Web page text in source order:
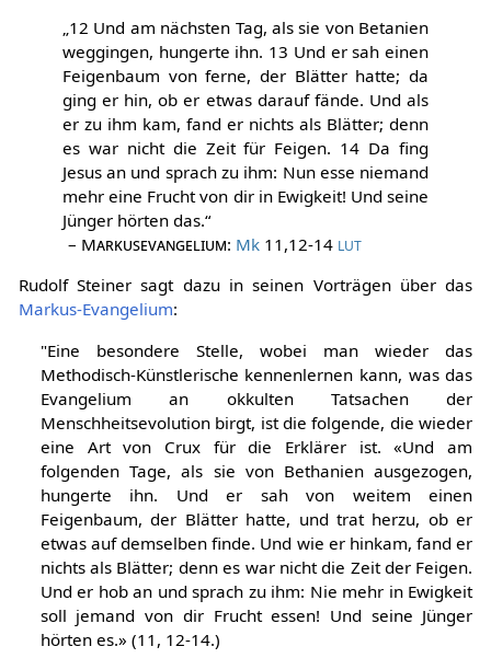
„12 Und am nächsten Tag, als sie von Betanien
weggingen, hungerte ihn. 13 Und er sah einen
Feigenbaum von ferne, der Blätter hatte; da
ging er hin, ob er etwas darauf fände. Und als
er zu ihm kam, fand er nichts als Blätter; denn
es war nicht die Zeit für Feigen. 14 Da fing
Jesus an und sprach zu ihm: Nun esse niemand
mehr eine Frucht von dir in Ewigkeit! Und seine
Jünger hörten das.“
– Markusevangelium: Mk 11,12-14 LUT
Rudolf Steiner sagt dazu in seinen Vorträgen über das
Markus-Evangelium:
"Eine besondere Stelle, wobei man wieder das
Methodisch-Künstlerische kennenlernen kann, was das
Evangelium an okkulten Tatsachen der
Menschheitsevolution birgt, ist die folgende, die wieder
eine Art von Crux für die Erklärer ist. «Und am
folgenden Tage, als sie von Bethanien ausgezogen,
hungerte ihn. Und er sah von weitem einen
Feigenbaum, der Blätter hatte, und trat herzu, ob er
etwas auf demselben finde. Und wie er hinkam, fand er
nichts als Blätter; denn es war nicht die Zeit der Feigen.
Und er hob an und sprach zu ihm: Nie mehr in Ewigkeit
soll jemand von dir Frucht essen! Und seine Jünger
hörten es.» (11, 12-14.)